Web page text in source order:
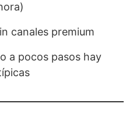
canales premium
a pocos pasos hay